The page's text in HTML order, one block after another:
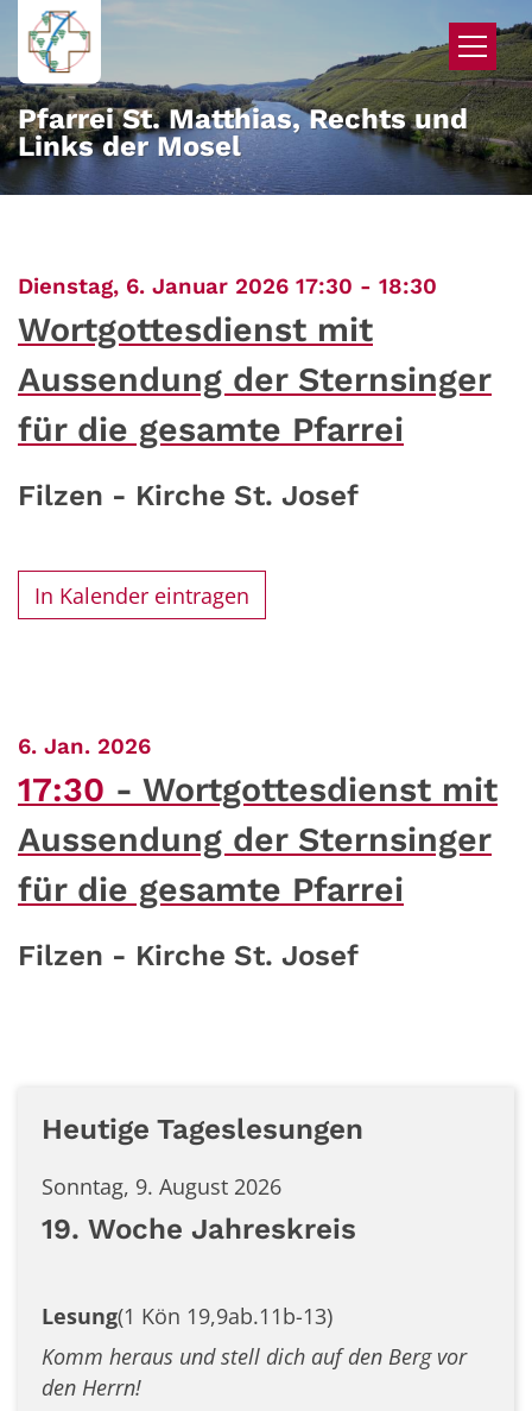
Zum Inhalt springen
Pfarrei St. Matthias, Rechts und
Links der Mosel
Dienstag, 6. Januar 2026 17:30 - 18:30
Wortgottesdienst mit
Aussendung der Sternsinger
für die gesamte Pfarrei
Filzen - Kirche St. Josef
In Kalender eintragen
6. Jan. 2026:
17:30
Wortgottesdienst mit
Aussendung der Sternsinger
für die gesamte Pfarrei
Filzen - Kirche St. Josef
Heutige Tageslesungen
Sonntag, 9. August 2026
19. Woche Jahreskreis
Lesung(1 Kön 19,9ab.11b-13)
Komm heraus und stell dich auf den Berg vor
den Herrn!